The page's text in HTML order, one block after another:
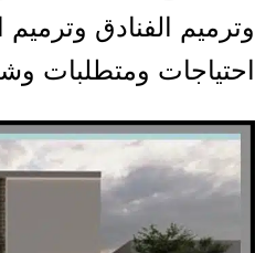
وترميم الفنادق
احتياجات ومتطلبات